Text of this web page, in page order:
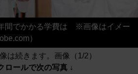
間でかかる学費は ※画像はイメー
）
は続きます。画像（1/2）
ロールで次の写真 ↓